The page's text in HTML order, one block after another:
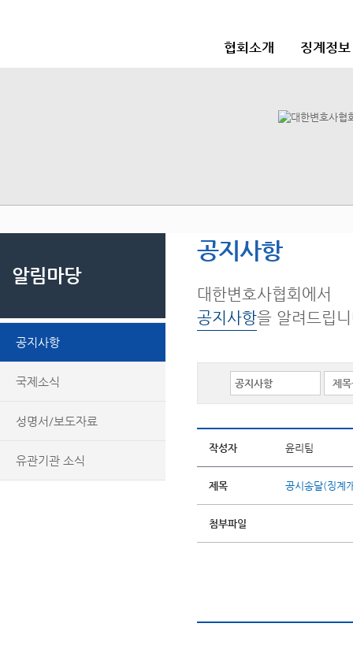
협회소개 징계정
알림마당
공지사항
국제소식
성명서/보도자료
유관기관 소식
공지사항
대한변호사협회에서
공지사항을 알려드립
작성자 윤리팀
제목 공시송달(징계
첨부파일